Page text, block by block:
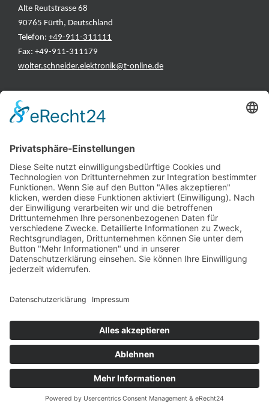
Alte Reutstrasse 68
90765 Fürth, Deutschland
Telefon: +49-911-311111
Fax: +49-911-311179
wolter.schneider.elektronik@t-online.de
INFORMATIONEN
Hersteller
Fehlerliste
Impressum
Datenschutzerklärung
2026 | Powered byInternetagentur Nürnberg
Reserved